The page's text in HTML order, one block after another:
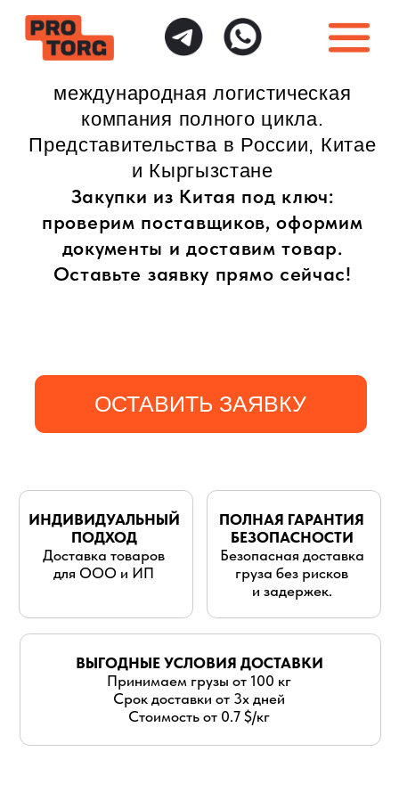
Представительства в России, Китае
и Кыргызстане
Закупки из Китая под ключ:
проверим поставщиков, оформим
документы и доставим товар.
Оставьте заявку прямо сейчас!
ОСТАВИТЬ ЗАЯВКУ
Срок доставки от 3х дней
Стоимость от 0.7 $/кг
Безопасная доставка
груза без рисков
Доставка товаров
для ООО и ИП